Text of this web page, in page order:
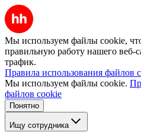
Мы используем файлы cookie,
правильную работу нашего веб-
трафик.
Правила использования файлов
Мы используем файлы cookie.
файлов cookie
Понятно
Ищу сотрудника